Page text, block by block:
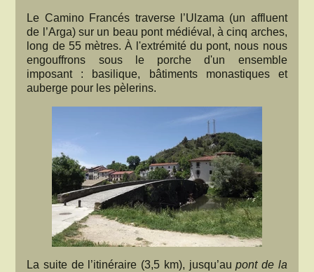
Le Camino Francés traverse l’Ulzama (un affluent
de l’Arga) sur un beau pont médiéval, à cinq arches,
long de 55 mètres. À l'extrémité du pont, nous nous
engouffrons sous le porche d'un ensemble
imposant : basilique, bâtiments monastiques et
auberge pour les pèlerins.
La suite de l’itinéraire (3,5 km), jusqu’aupont de la